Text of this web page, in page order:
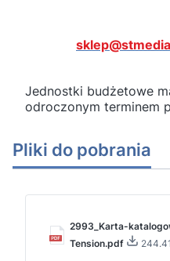
Jednostki budżetowe
odroczonym terminem
Pliki do pobrania
2993_Karta-
Tension.pdf